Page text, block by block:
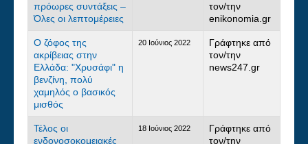
πρόωρες συντάξεις –
Όλες οι λεπτομέρειες
τον/την
enikonomia.gr
Ο ζόφος της
ακρίβειας στην
Ελλάδα: "Χρυσάφι" η
βενζίνη, πολύ
χαμηλός ο βασικός
μισθός
20 Ιούνιος 2022
Γράφτηκε από
τον/την
news247.gr
Τέλος οι
ενδονοσοκομειακές
18 Ιούνιος 2022
Γράφτηκε από
τον/την